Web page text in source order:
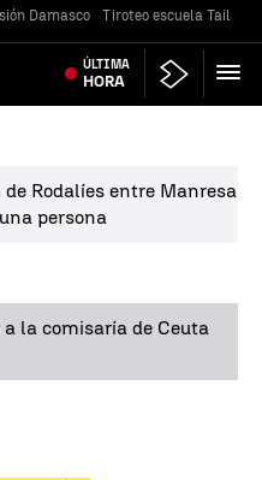
Damasco Tiroteo escuela
ÚLTIMA
HORA
Rodalíes entre Manresa
persona
la comisaría de Ceuta